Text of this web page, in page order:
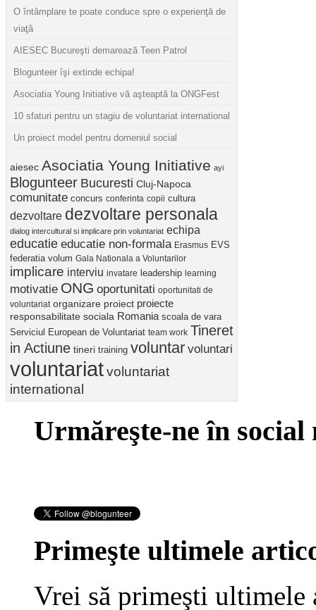
O întâmplare te poate conduce spre o experienţă de
viaţă
AIESEC Bucureşti demarează Teen Patrol
Blogunteer îşi extinde echipa!
Asociatia Young Initiative vă aşteaptă la ONGFest
10 sfaturi pentru un stagiu de voluntariat international
Un proiect model pentru domeniul social
aiesec Asociatia Young Initiative ayi
Blogunteer Bucuresti Cluj-Napoca
comunitate concurs conferinta copii cultura
dezvoltare dezvoltare personala
dialog intercultural si implicare prin voluntariat echipa
educatie educatie non-formala Erasmus EVS
federatia volum Gala Nationala a Voluntarilor
implicare interviu invatare leadership learning
motivatie ONG oportunitati oportunitati de
voluntariat organizare proiect proiecte
responsabilitate sociala Romania scoala de vara
Serviciul European de Voluntariat team work Tineret
in Actiune tineri training voluntar voluntari
voluntariatvoluntariat
international
Urmăreşte-ne în social
Primeşte ultimele
Vrei să primeşti